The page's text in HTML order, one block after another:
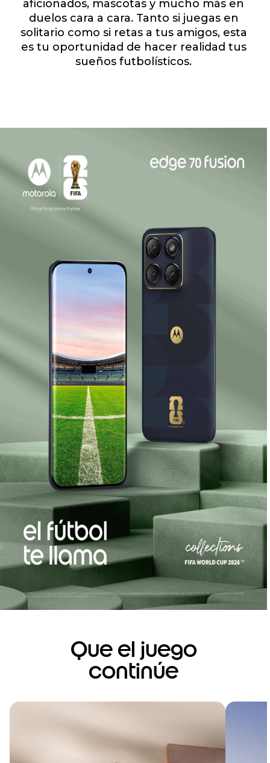
aficionados, mascotas y mucho más en
duelos cara a cara. Tanto si juegas en
solitario como si retas a tus amigos, esta
es tu oportunidad de hacer realidad tus
sueños futbolísticos.
Que el juego
continúe